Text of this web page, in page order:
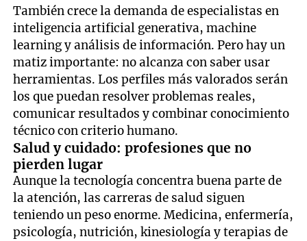
También crece la demanda de especialistas en
inteligencia artificial generativa, machine
learning y análisis de información. Pero hay un
matiz importante: no alcanza con saber usar
herramientas. Los perfiles más valorados serán
los que puedan resolver problemas reales,
comunicar resultados y combinar conocimiento
técnico con criterio humano.
Salud y cuidado: profesiones que no
pierden lugar
Aunque la tecnología concentra buena parte de
la atención, las carreras de salud siguen
teniendo un peso enorme. Medicina, enfermería,
psicología, nutrición, kinesiología y terapias de